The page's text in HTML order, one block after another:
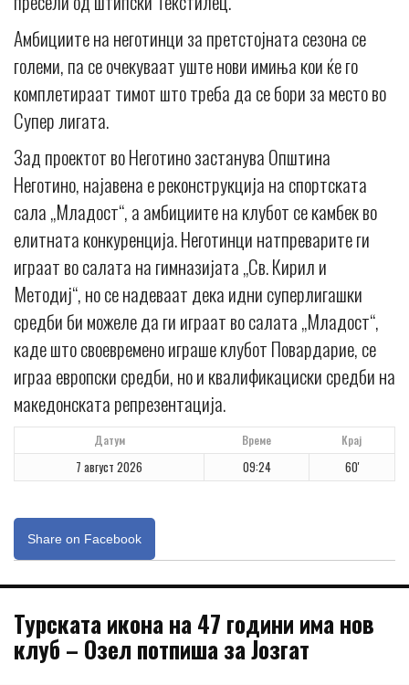
Амбициите на неготинци за претстојната сезона се
големи, па се очекуваат уште нови имиња кои ќе го
комплетираат тимот што треба да се бори за место во
Супер лигата.
Зад проектот во Неготино застанува Општина
Неготино, најавена е реконструкција на спортската
сала „Младост“, а амбициите на клубот се камбек во
елитната конкуренција. Неготинци натпреварите ги
играат во салата на гимназијата „Св. Кирил и
Методиј“, но се надеваат дека идни суперлигашки
средби би можеле да ги играат во салата „Младост“,
каде што своевремено играше клубот Повардарие, се
играа европски средби, но и квалификациски средби на
македонската репрезентација.
Датум Време Крај
7 август 2026 09:24 60'
Share on Facebook
Турската икона на 47 години има нов
клуб – Озел потпиша за Јозгат